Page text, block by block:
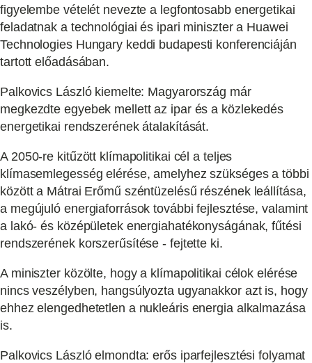
figyelembe vételét nevezte a legfontosabb energetikai
feladatnak a technológiai és ipari miniszter a Huawei
Technologies Hungary keddi budapesti konferenciáján
tartott előadásában.
Palkovics László kiemelte: Magyarország már
megkezdte egyebek mellett az ipar és a közlekedés
energetikai rendszerének átalakítását.
A 2050-re kitűzött klímapolitikai cél a teljes
klímasemlegesség elérése, amelyhez szükséges a többi
között a Mátrai Erőmű széntüzelésű részének leállítása,
a megújuló energiaforrások további fejlesztése, valamint
a lakó- és középületek energiahatékonyságának, fűtési
rendszerének korszerűsítése - fejtette ki.
A miniszter közölte, hogy a klímapolitikai célok elérése
nincs veszélyben, hangsúlyozta ugyanakkor azt is, hogy
ehhez elengedhetetlen a nukleáris energia alkalmazása
is.
Palkovics László elmondta: erős iparfejlesztési folyamat